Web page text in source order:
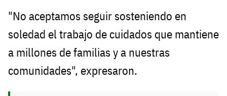
"No aceptamos seguir sosteniendo en
soledad el trabajo de cuidados que mantiene
a millones de familias y a nuestras
comunidades", expresaron.